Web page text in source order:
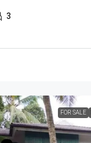
3
FOR SALE